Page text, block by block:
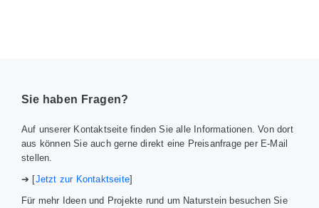
Sie haben Fragen?
Auf unserer Kontaktseite finden Sie alle Informationen. Von dort
aus können Sie auch gerne direkt eine Preisanfrage per E-Mail
stellen.
➔ [Jetzt zur Kontaktseite]
Für mehr Ideen und Projekte rund um Naturstein besuchen Sie